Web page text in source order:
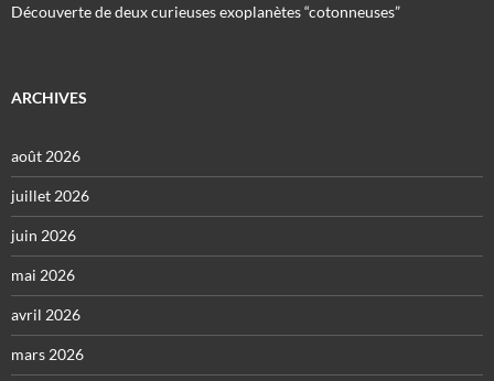
Découverte de deux curieuses exoplanètes “cotonneuses”
ARCHIVES
août 2026
juillet 2026
juin 2026
mai 2026
avril 2026
mars 2026